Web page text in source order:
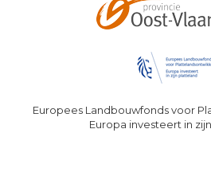
Europees Landbouwfonds voor
Europa investeert in